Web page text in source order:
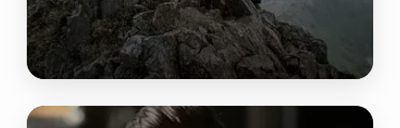
FINANCIAL STRATEGY